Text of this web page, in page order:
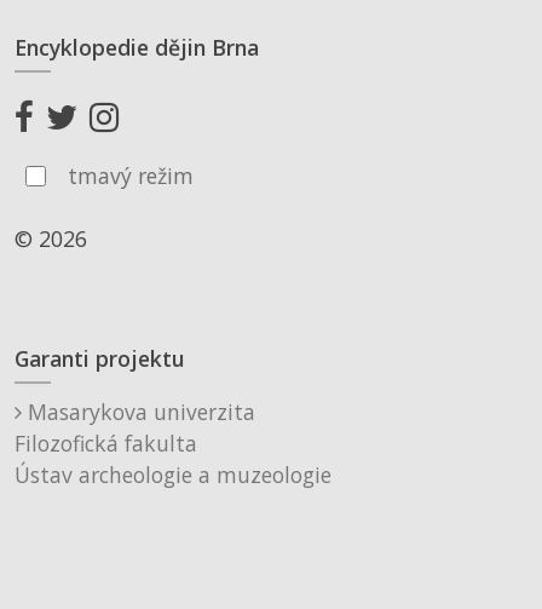
Encyklopedie dějin Brna
tmavý režim
© 2026
Garanti projektu
Masarykova univerzita
Filozofická fakulta
Ústav archeologie a muzeologie